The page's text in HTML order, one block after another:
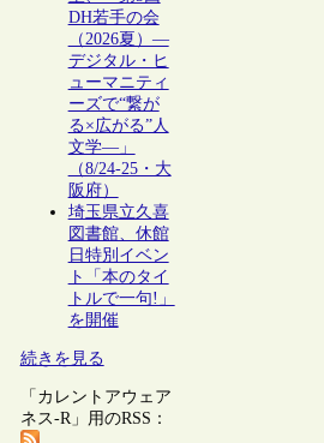
DH若手の会
（2026夏）―
デジタル・ヒ
ューマニティ
ーズで“繋が
る×広がる”人
文学―」
（8/24-25・大
阪府）
埼玉県立久喜
図書館、休館
日特別イベン
ト「本のタイ
トルで一句!」
を開催
続きを見る
「カレントアウェア
ネス-R」用のRSS：